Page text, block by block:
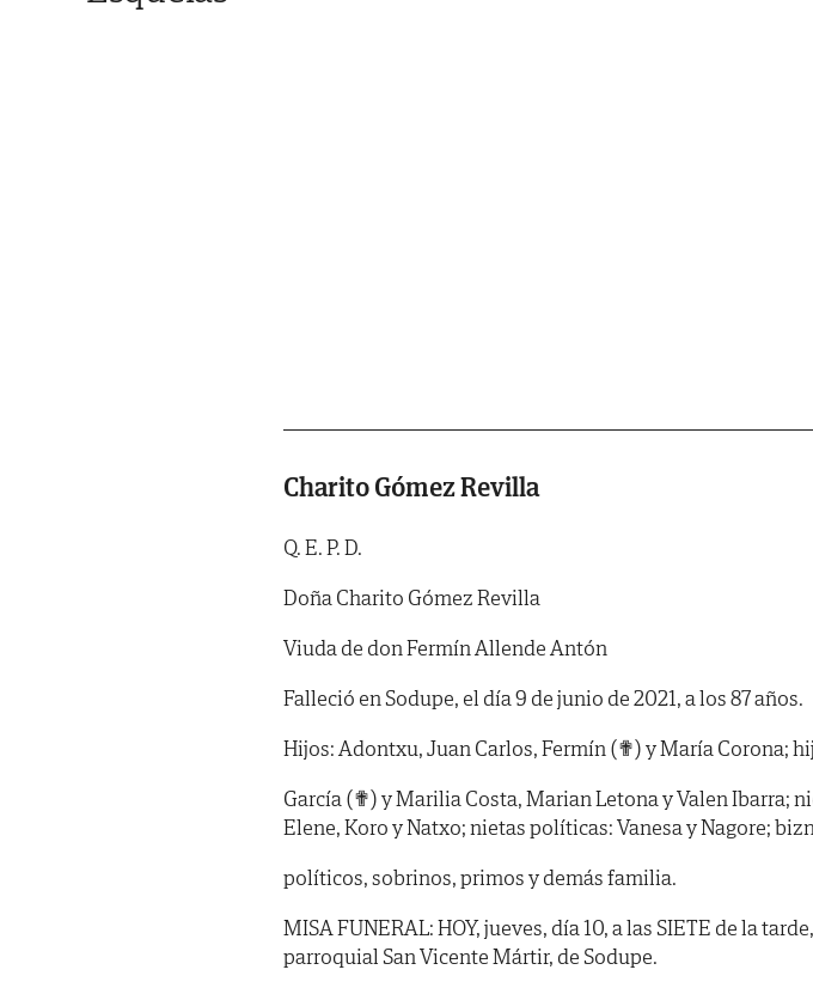
Charito Gómez Revilla
Q. E. P. D.
Doña Charito Gómez Revilla
Viuda de don Fermín Allende Antón
Falleció en Sodupe, el día 9 de junio de 2021, a los 87 años.
Hijos: Adontxu, Juan Carlos, Fermín (✟) y María Corona;
García (✟) y Marilia Costa, Marian Letona y Valen Ibarra;
Elene, Koro y Natxo; nietas políticas: Vanesa y Nagore;
políticos, sobrinos, primos y demás familia.
MISA FUNERAL: HOY, jueves, día 10, a las SIETE de la
parroquial San Vicente Mártir, de Sodupe.